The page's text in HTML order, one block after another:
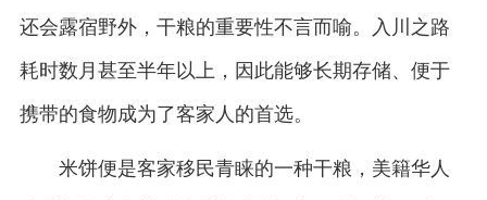
还会露宿野外，干粮的重要性不言而喻。入川之路
耗时数月甚至半年以上，因此能够长期存储、便于
携带的食物成为了客家人的首选。
米饼便是客家移民青睐的一种干粮，美籍华人